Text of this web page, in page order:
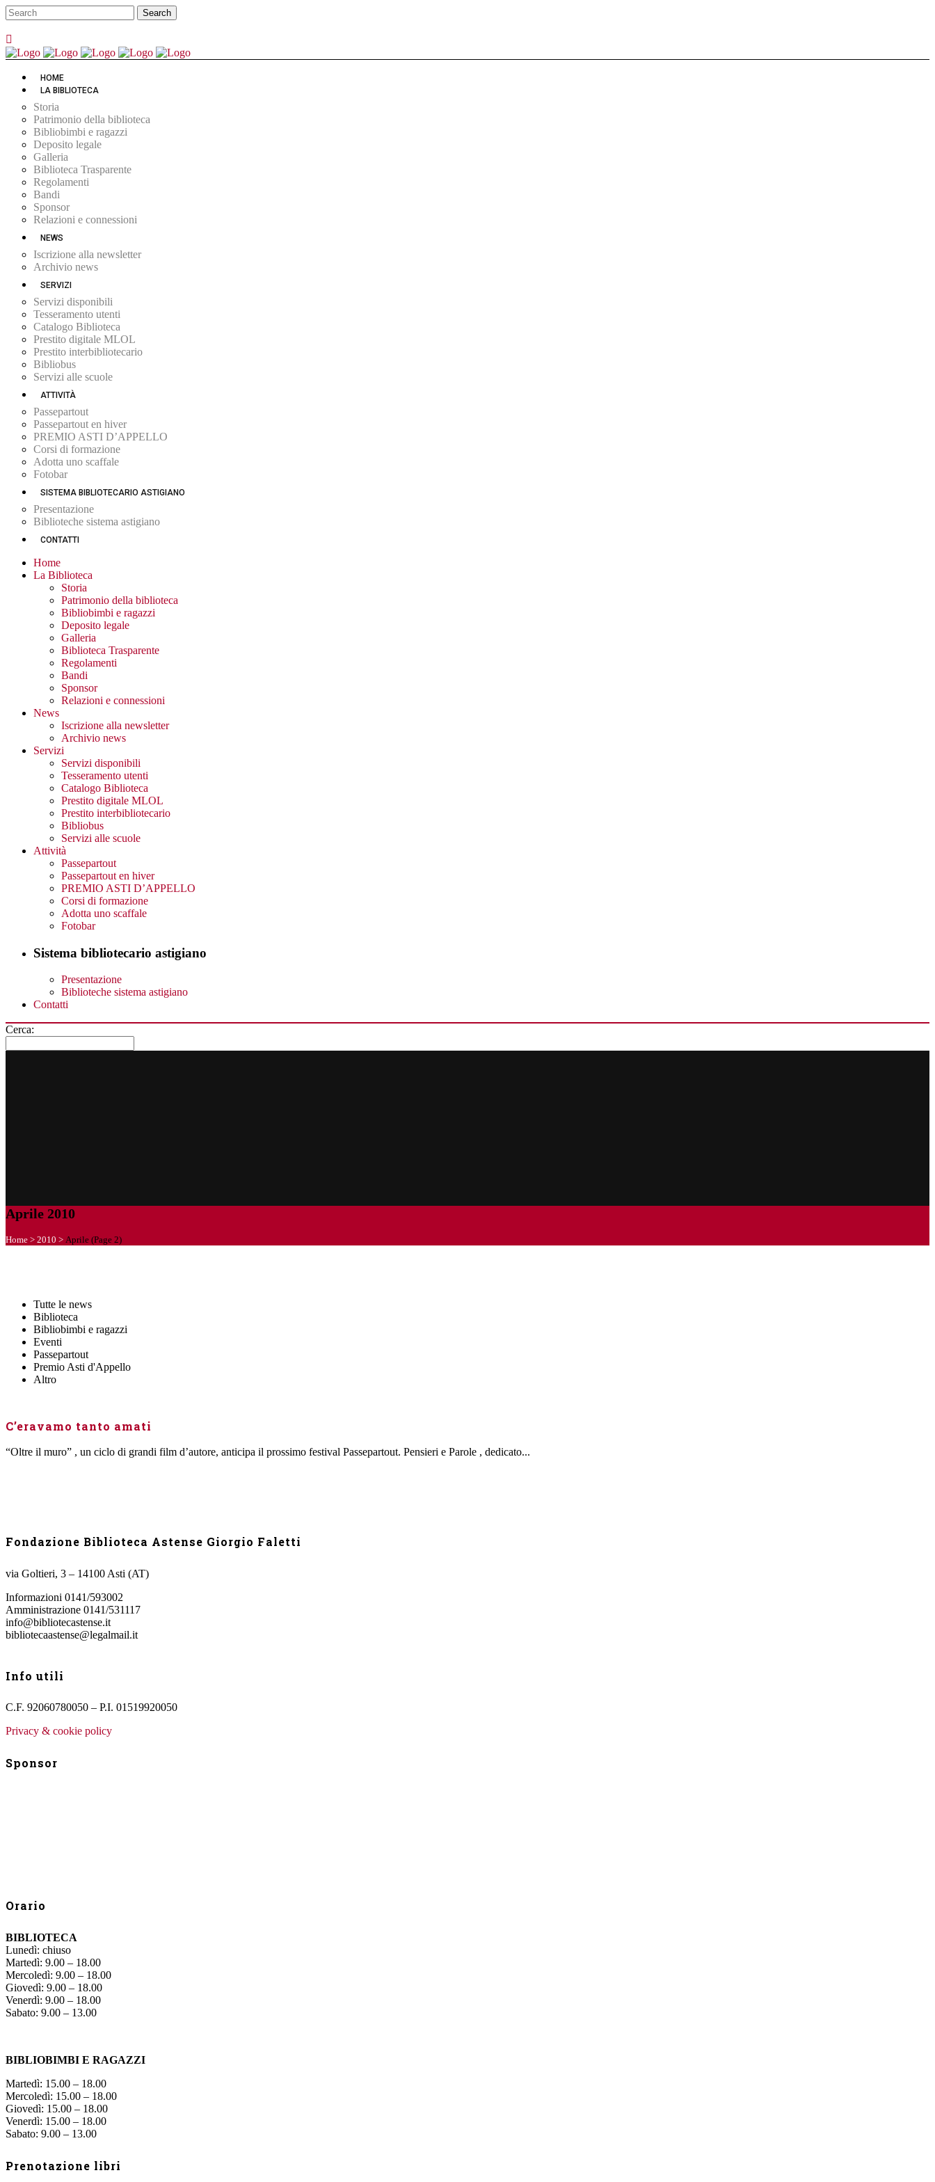
HOME
LA BIBLIOTECA
Storia
Patrimonio della biblioteca
Bibliobimbi e ragazzi
Deposito legale
Galleria
Biblioteca Trasparente
Regolamenti
Bandi
Sponsor
Relazioni e connessioni
NEWS
Iscrizione alla newsletter
Archivio news
SERVIZI
Servizi disponibili
Tesseramento utenti
Catalogo Biblioteca
Prestito digitale MLOL
Prestito interbibliotecario
Bibliobus
Servizi alle scuole
ATTIVITÀ
Passepartout
Passepartout en hiver
PREMIO ASTI D’APPELLO
Corsi di formazione
Adotta uno scaffale
Fotobar
SISTEMA BIBLIOTECARIO ASTIGIANO
Presentazione
Biblioteche sistema astigiano
CONTATTI
Home
La Biblioteca
Storia
Patrimonio della biblioteca
Bibliobimbi e ragazzi
Deposito legale
Galleria
Biblioteca Trasparente
Regolamenti
Bandi
Sponsor
Relazioni e connessioni
News
Iscrizione alla newsletter
Archivio news
Servizi
Servizi disponibili
Tesseramento utenti
Catalogo Biblioteca
Prestito digitale MLOL
Prestito interbibliotecario
Bibliobus
Servizi alle scuole
Attività
Passepartout
Passepartout en hiver
PREMIO ASTI D’APPELLO
Corsi di formazione
Adotta uno scaffale
Fotobar
Sistema bibliotecario astigiano
Presentazione
Biblioteche sistema astigiano
Contatti
Cerca:
Aprile 2010
Home > 2010 > Aprile (Page 2)
Tutte le news
Biblioteca
Bibliobimbi e ragazzi
Eventi
Passepartout
Premio Asti d'Appello
Altro
C’eravamo tanto amati
“Oltre il muro” , un ciclo di grandi film d’autore, anticipa il prossimo festival Passepartout. Pensieri e Parole , dedicato...
Fondazione Biblioteca Astense Giorgio Faletti
via Goltieri, 3 – 14100 Asti (AT)
Informazioni 0141/593002
Amministrazione 0141/531117
info@bibliotecastense.it
bibliotecaastense@legalmail.it
Info utili
C.F. 92060780050 – P.I. 01519920050
Privacy & cookie policy
Sponsor
Orario
BIBLIOTECA
Lunedì: chiuso
Martedì: 9.00 – 18.00
Mercoledì: 9.00 – 18.00
Giovedì: 9.00 – 18.00
Venerdì: 9.00 – 18.00
Sabato: 9.00 – 13.00
BIBLIOBIMBI E RAGAZZI
Martedì: 15.00 – 18.00
Mercoledì: 15.00 – 18.00
Giovedì: 15.00 – 18.00
Venerdì: 15.00 – 18.00
Sabato: 9.00 – 13.00
Prenotazione libri